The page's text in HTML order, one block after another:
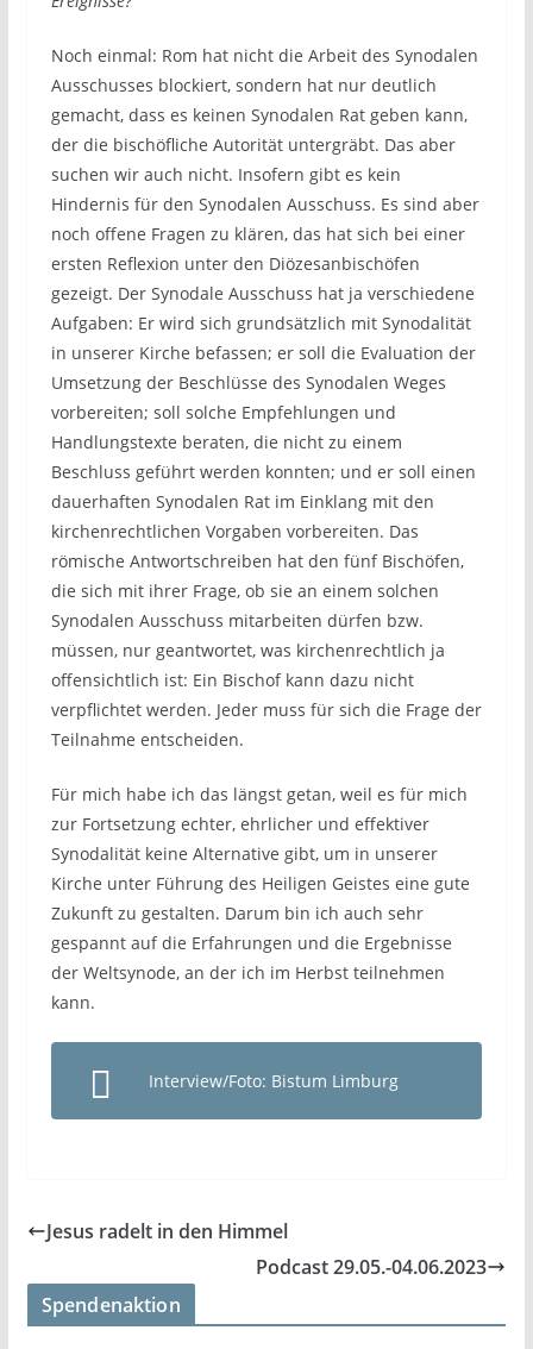
Noch einmal: Rom hat nicht die Arbeit des Synodalen
Ausschusses blockiert, sondern hat nur deutlich
gemacht, dass es keinen Synodalen Rat geben kann,
der die bischöfliche Autorität untergräbt. Das aber
suchen wir auch nicht. Insofern gibt es kein
Hindernis für den Synodalen Ausschuss. Es sind aber
noch offene Fragen zu klären, das hat sich bei einer
ersten Reflexion unter den Diözesanbischöfen
gezeigt. Der Synodale Ausschuss hat ja verschiedene
Aufgaben: Er wird sich grundsätzlich mit Synodalität
in unserer Kirche befassen; er soll die Evaluation der
Umsetzung der Beschlüsse des Synodalen Weges
vorbereiten; soll solche Empfehlungen und
Handlungstexte beraten, die nicht zu einem
Beschluss geführt werden konnten; und er soll einen
dauerhaften Synodalen Rat im Einklang mit den
kirchenrechtlichen Vorgaben vorbereiten. Das
römische Antwortschreiben hat den fünf Bischöfen,
die sich mit ihrer Frage, ob sie an einem solchen
Synodalen Ausschuss mitarbeiten dürfen bzw.
müssen, nur geantwortet, was kirchenrechtlich ja
offensichtlich ist: Ein Bischof kann dazu nicht
verpflichtet werden. Jeder muss für sich die Frage der
Teilnahme entscheiden.
Für mich habe ich das längst getan, weil es für mich
zur Fortsetzung echter, ehrlicher und effektiver
Synodalität keine Alternative gibt, um in unserer
Kirche unter Führung des Heiligen Geistes eine gute
Zukunft zu gestalten. Darum bin ich auch sehr
gespannt auf die Erfahrungen und die Ergebnisse
der Weltsynode, an der ich im Herbst teilnehmen
kann.
Interview/Foto: Bistum Limburg
Jesus radelt in den Himmel
Podcast 29.05.-04.06.2023
Spendenaktion